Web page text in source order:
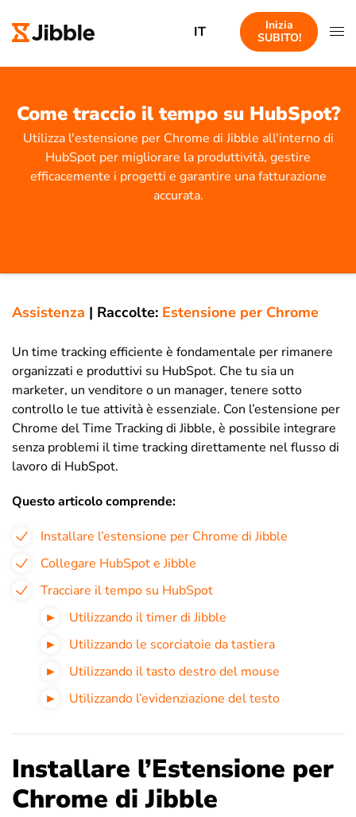
IT
Inizia
SUBITO!
Come traccio il tempo su HubSpot?
Utilizza l'estensione per Chrome di Jibble all'interno di
HubSpot per migliorare la produttività, gestire
efficacemente i progetti e garantire una fatturazione
accurata.
Assistenza | Raccolte: Estensione per Chrome
Un time tracking efficiente è fondamentale per rimanere
organizzati e produttivi su HubSpot. Che tu sia un
marketer, un venditore o un manager, tenere sotto
controllo le tue attività è essenziale. Con l’estensione per
Chrome del Time Tracking di Jibble, è possibile integrare
senza problemi il time tracking direttamente nel flusso di
lavoro di HubSpot.
Questo articolo comprende:
Installare l’estensione per Chrome di Jibble
Collegare HubSpot e Jibble
Tracciare il tempo su HubSpot
Utilizzando il timer di Jibble
Utilizzando le scorciatoie da tastiera
Utilizzando il tasto destro del mouse
Utilizzando l’evidenziazione del testo
Installare l’Estensione per
Chrome di Jibble